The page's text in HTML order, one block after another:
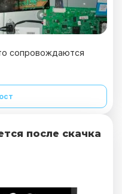
сопровождаются
после скачка